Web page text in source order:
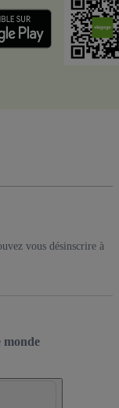
vous désinscrire à
monde